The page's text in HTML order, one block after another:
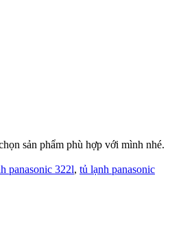
sản phẩm phù hợp với mình nhé.
panasonic 322l, tủ lạnh panasonic